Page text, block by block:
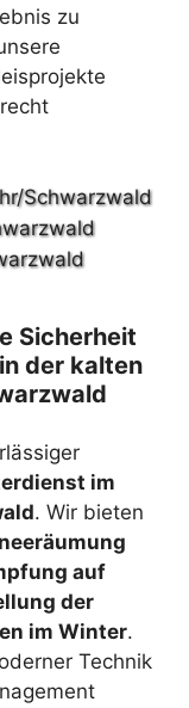
zu
Sicherheit
der kalten
im
. Wir bieten
auf
der
im Winter.
Technik